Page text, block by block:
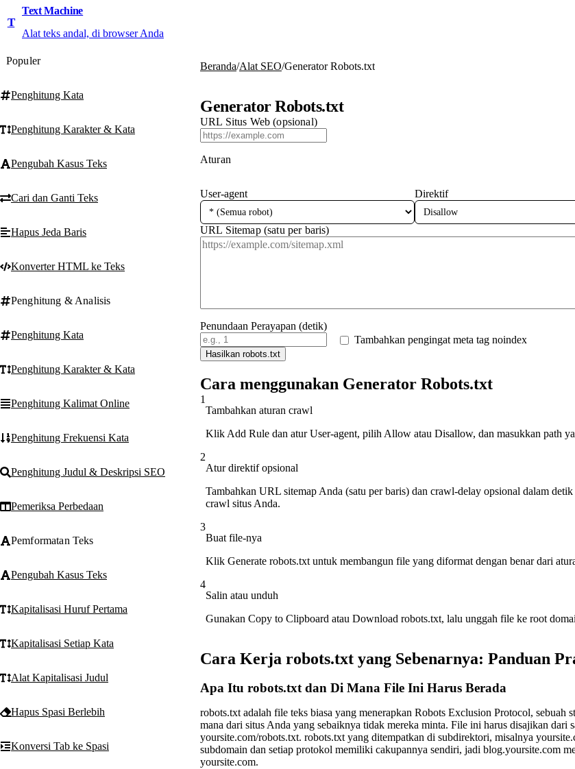
T
Text Machine
Alat teks andal, di browser Anda
Populer
Penghitung Kata
Penghitung Karakter & Kata
Pengubah Kasus Teks
Cari dan Ganti Teks
Hapus Jeda Baris
Konverter HTML ke Teks
Penghitung & Analisis
Penghitung Kata
Penghitung Karakter & Kata
Penghitung Kalimat Online
Penghitung Frekuensi Kata
Penghitung Judul & Deskripsi SEO
Pemeriksa Perbedaan
Pemformatan Teks
Pengubah Kasus Teks
Kapitalisasi Huruf Pertama
Kapitalisasi Setiap Kata
Alat Kapitalisasi Judul
Hapus Spasi Berlebih
Konversi Tab ke Spasi
Beranda/Alat SEO/Generator Robots.txt
Generator Robots.txt
URL Situs Web (opsional)
Aturan
User-agent Direktif
URL Sitemap (satu per baris)
Penundaan Perayapan (detik)
Tambahkan pengingat meta tag noindex
Hasilkan robots.txt
Cara menggunakan Generator Robots.txt
1
Tambahkan aturan crawl
Klik Add Rule dan atur User-agent, pilih Allow atau Disallow, dan masukkan path
2
Atur direktif opsional
Tambahkan URL sitemap Anda (satu per baris) dan crawl-delay opsional dalam
crawl situs Anda.
3
Buat file-nya
Klik Generate robots.txt untuk membangun file yang diformat dengan benar dari
4
Salin atau unduh
Gunakan Copy to Clipboard atau Download robots.txt, lalu unggah file ke root
Cara Kerja robots.txt yang Sebenarnya: Panduan
Apa Itu robots.txt dan Di Mana File Ini Harus Berada
robots.txt adalah file teks biasa yang menerapkan Robots Exclusion Protocol, sebuah
mana dari situs Anda yang sebaiknya tidak mereka minta. File ini harus disajikan dari
yoursite.com/robots.txt. robots.txt yang ditempatkan di subdirektori, misalnya
subdomain dan setiap protokol memiliki cakupannya sendiri, jadi blog.yoursite.com
yoursite.com.